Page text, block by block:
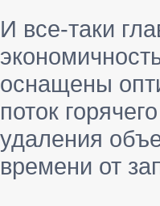
И все-таки
оснащены
поток
удаления
времени от